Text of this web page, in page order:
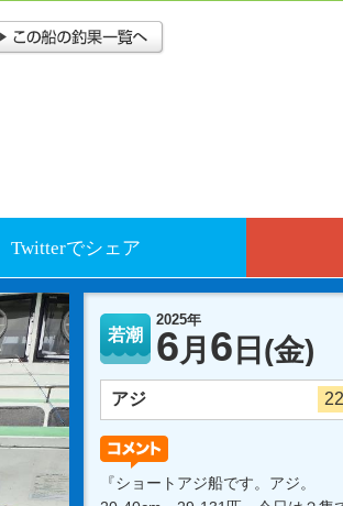
Twitterでシェア
若潮
2025年
6月 6 日 (金)
アジ
『ショートアジ船です。アジ。